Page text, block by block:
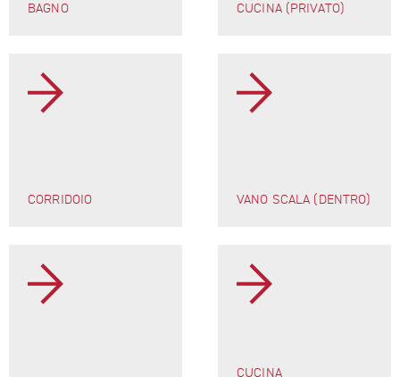
BAGNO CUCINA (PRIVATO)
CORRIDOIO VANO SCALA (DENTRO)
CUCINA